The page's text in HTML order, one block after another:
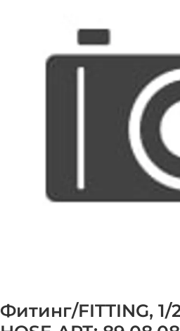
Фитинг/FITTING, 1/